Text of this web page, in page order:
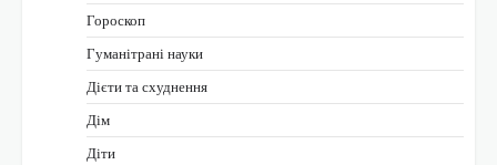
Гороскоп
Гуманітрані науки
Дієти та схуднення
Дім
Діти